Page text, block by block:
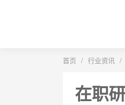
首页 / 行业资讯 /
在职